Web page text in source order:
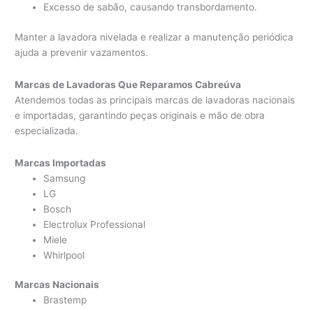
Excesso de sabão, causando transbordamento.
Manter a lavadora nivelada e realizar a manutenção periódica
ajuda a prevenir vazamentos.
Marcas de Lavadoras Que Reparamos Cabreúva
Atendemos todas as principais marcas de lavadoras nacionais
e importadas, garantindo peças originais e mão de obra
especializada.
Marcas Importadas
Samsung
LG
Bosch
Electrolux Professional
Miele
Whirlpool
Marcas Nacionais
Brastemp